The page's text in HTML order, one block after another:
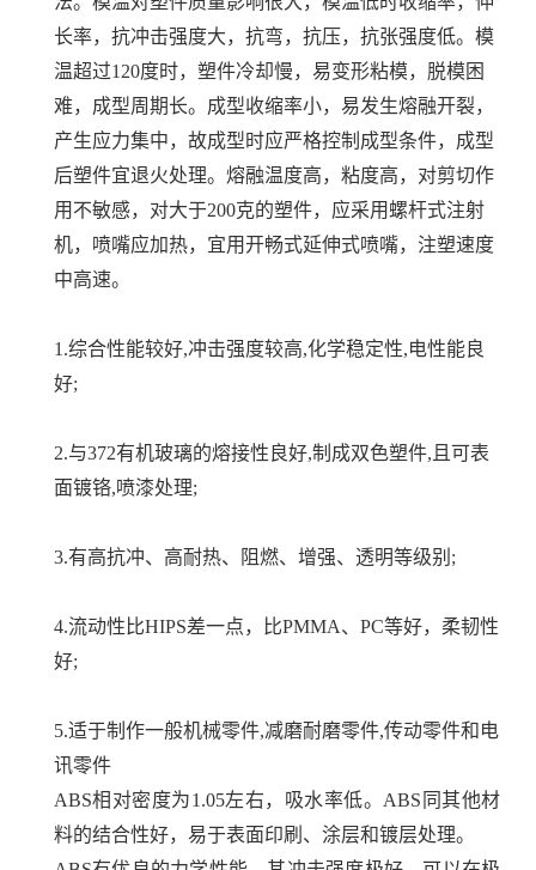
长率，抗冲击强度大，抗弯，抗压，抗张强度低。模
温超过120度时，塑件冷却慢，易变形粘模，脱模困
难，成型周期长。成型收缩率小，易发生熔融开裂，
产生应力集中，故成型时应严格控制成型条件，成型
后塑件宜退火处理。熔融温度高，粘度高，对剪切作
用不敏感，对大于200克的塑件，应采用螺杆式注射
机，喷嘴应加热，宜用开畅式延伸式喷嘴，注塑速度
中高速。
1.综合性能较好,冲击强度较高,化学稳定性,电性能良
好;
2.与372有机玻璃的熔接性良好,制成双色塑件,且可表
面镀铬,喷漆处理;
3.有高抗冲、高耐热、阻燃、增强、透明等级别;
4.流动性比HIPS差一点，比PMMA、PC等好，柔韧性
好;
5.适于制作一般机械零件,减磨耐磨零件,传动零件和电
讯零件
ABS相对密度为1.05左右，吸水率低。ABS同其他材
料的结合性好，易于表面印刷、涂层和镀层处理。